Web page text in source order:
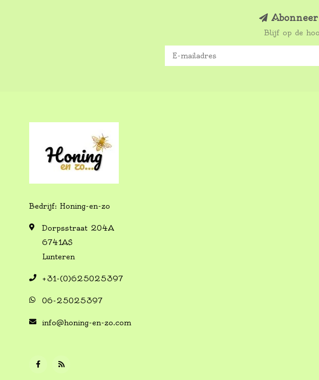
Blijf op de
Bedrijf: Honing-en-zo
Dorpsstraat 204A
6741AS
Lunteren
+31-(0)625025397
06-25025397
info@honing-en-zo.com